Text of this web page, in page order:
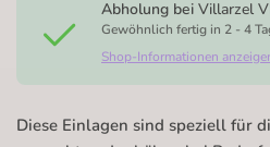
Abholung beiVillarzel
Gewöhnlich fertig in 2 - 4
Shop-Informationen
Diese Einlagen sind speziell für